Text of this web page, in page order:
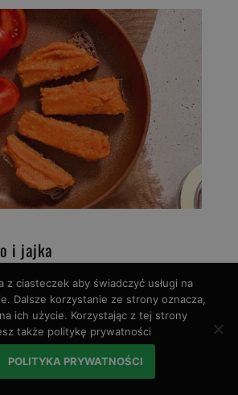
i jajka
która sprawdzi się na
to połączenia
Ta pasta jest prosta w
a jednocześnie pyszna i
znajdziesz tutaj:
z ciasteczek aby świadczyć usługi na
Dalsze korzystanie ze strony oznacza,
ich użycie. Korzystając z tej strony
także politykę prywatności
POLITYKA PRYWATNOŚCI